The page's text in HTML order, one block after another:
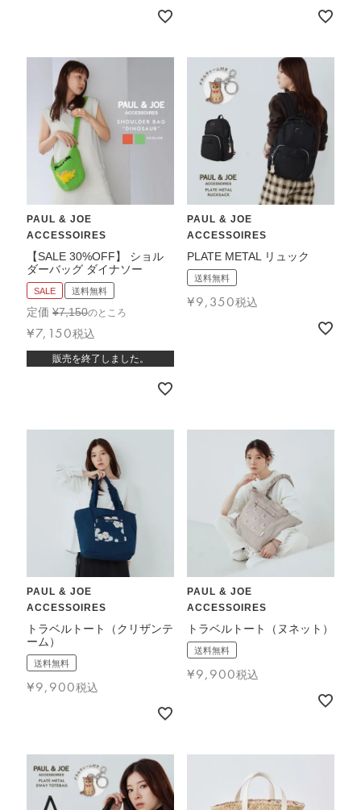
ポーチ
スマホショルダー
小物その他
ブランド
TOPICS
FEATURE
会社特典
ご利用ガイド
会社概要
特定商取引法に基づく表記
PAUL & JOE
ACCESSOIRES
【SALE 30%OFF】 ショル
ダーバッグ ダイナソー
SALE 送料無料
定価 ¥7,150のところ
¥7,150税込
販売を終了しました。
PAUL & JOE
ACCESSOIRES
PLATE METAL リュック
送料無料
¥9,350税込
PAUL & JOE
ACCESSOIRES
トラベルトート（クリザンテ
ーム）
送料無料
¥9,900税込
PAUL & JOE
ACCESSOIRES
トラベルトート（ヌネット）
送料無料
¥9,900税込